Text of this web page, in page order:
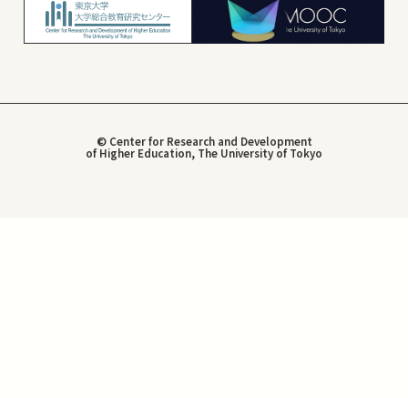
© Center for Research and Development
of Higher Education, The University of Tokyo